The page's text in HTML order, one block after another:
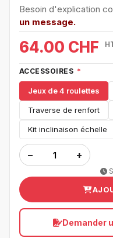
Besoin d'explication
un message.
64.00 CHF
ACCESSOIRES *
Jeux de 4 roulettes
Traverse de renfort
Kit inclinaison échelle
− +
Demander